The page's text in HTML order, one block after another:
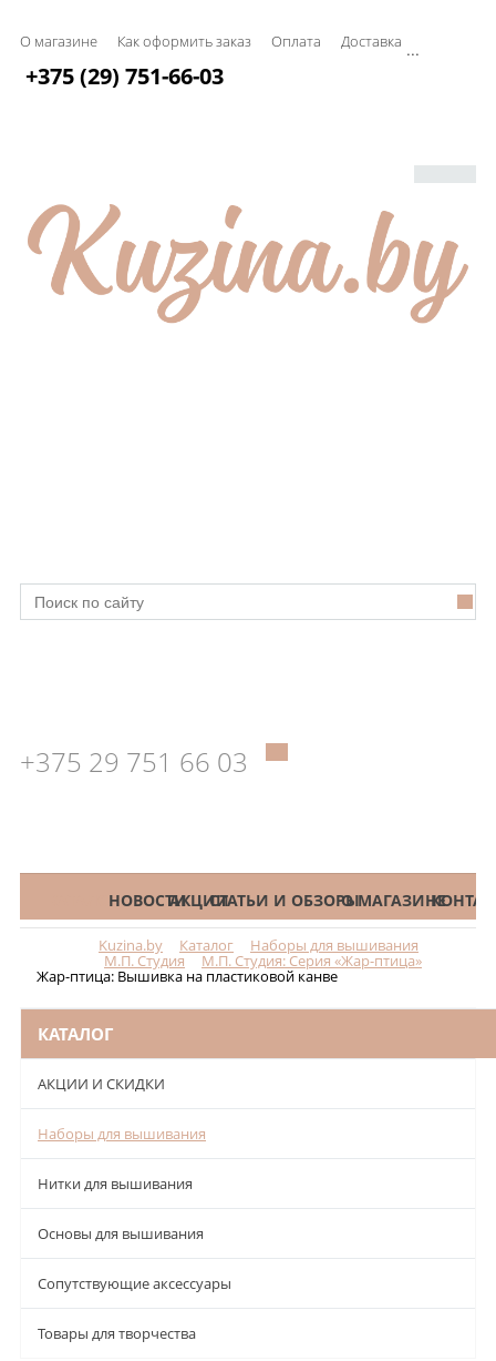
О магазине Как оформить заказ Оплата Доставка ...
+375 (29) 751-66-03
+375 29 751 66 03
КАТАЛОГНОВОСТИАКЦИИСТАТЬИ И ОБЗОРЫО МАГАЗИНЕ
Kuzina.by Каталог Наборы для вышивания
М.П. Студия М.П. Студия: Серия «Жар-птица»
Жар-птица: Вышивка на пластиковой канве
КАТАЛОГ
АКЦИИ И СКИДКИ
Наборы для вышивания
Нитки для вышивания
Основы для вышивания
Сопутствующие аксессуары
Товары для творчества